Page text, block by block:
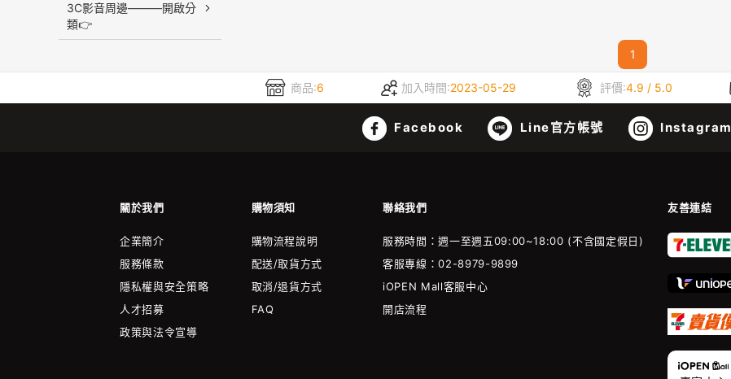
3C影音周邊———開啟分
類👉
1
商品:6 加入時間:2023-05-29 評價:4.9 / 5.0
Facebook Line官方帳號 Instagram
關於我們 購物須知 聯絡我們 友善連結
企業簡介
服務條款
隱私權與安全策略
人才招募
政策與法令宣導
購物流程說明
配送/取貨方式
取消/退貨方式
FAQ
服務時間：週一至週五09:00~18:00 (不含國定假日)
客服專線：02-8979-9899
iOPEN Mall客服中心
開店流程